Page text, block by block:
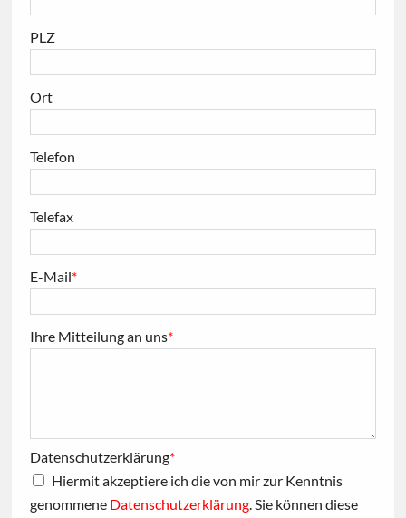
PLZ
Ort
Telefon
Telefax
E-Mail*
Ihre Mitteilung an uns*
Datenschutzerklärung*
genommene Datenschutzerklärung. Sie können diese